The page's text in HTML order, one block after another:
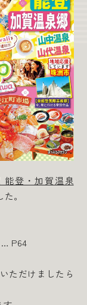
能登・加賀温泉
。
… P64
ただけましたら